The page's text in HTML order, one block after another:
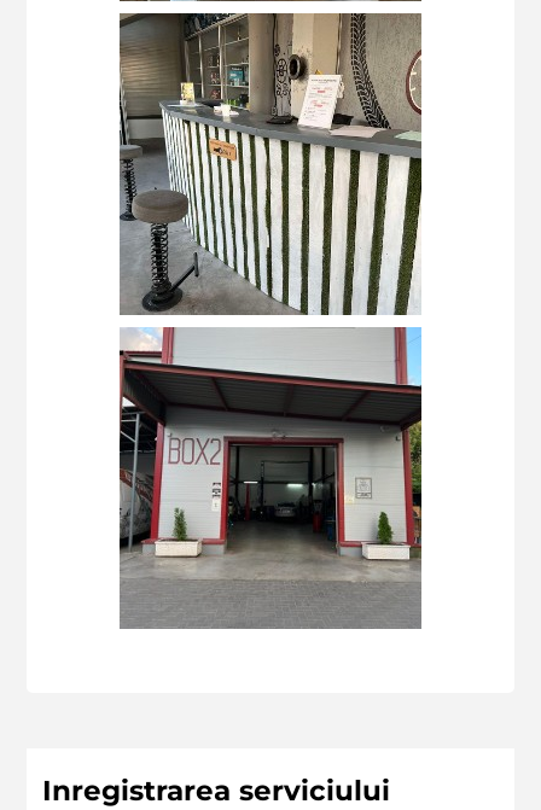
Inregistrarea serviciului